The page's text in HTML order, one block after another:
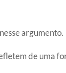
argumento.
de uma